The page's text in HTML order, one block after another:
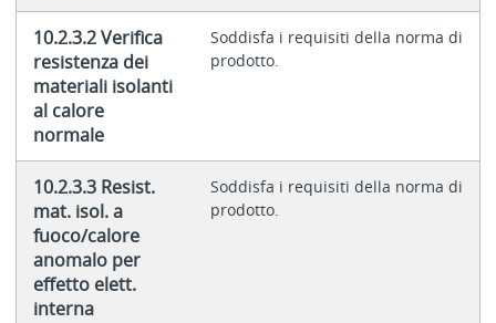
10.2.3.2 Verifica
resistenza dei
materiali isolanti
al calore
normale
Soddisfa i requisiti della norma di
prodotto.
10.2.3.3 Resist.
mat. isol. a
fuoco/calore
anomalo per
effetto elett.
interna
Soddisfa i requisiti della norma di
prodotto.